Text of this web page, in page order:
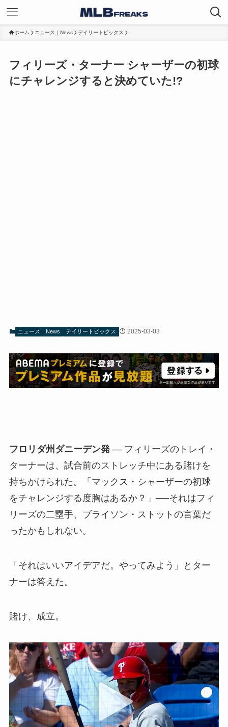
ホーム ニュース｜News デイリートピックス
フィリーズ・ターナー シャーザーの初球
にチャレンジすると決めていた!?
ニュース｜News デイリートピックス 2025-03-03
フロリダ州ダニーデン発— フィリーズのトレイ・
ターナーは、試合前のストレッチ中にある賭けを
持ちかけられた。「マックス・シャーザーの初球
をチャレンジする度胸はあるか？」──それはフィ
リーズの二塁手、ブライソン・ストットの言葉だ
ったかもしれない。
「それはいいアイデアだ。やってみよう」とター
ナーは答えた。
賭け、成立。